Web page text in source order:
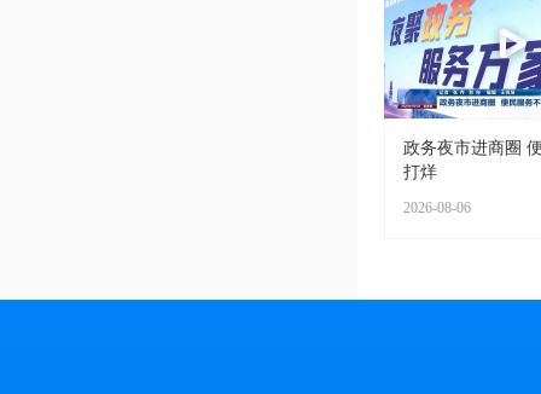
政务夜市进商圈
打烊
2026-08-06